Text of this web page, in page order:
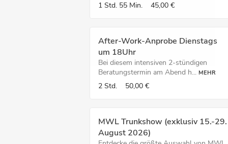
1 Std. 55 Min. 45,00 €
After-Work-Anprobe Dienstags
um 18Uhr
Bei diesem intensiven 2-stündigen
Beratungstermin am Abend h... MEHR
2 Std. 50,00 €
MWL Trunkshow (exklusiv 15.-29.
August 2026)